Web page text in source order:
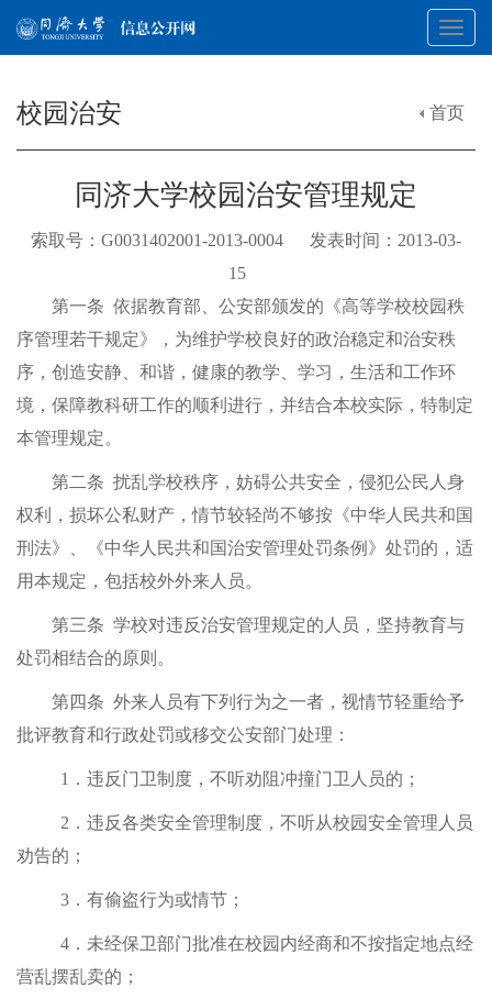
校园治安 首页
同济大学校园治安管理规定
索取号：G0031402001-2013-0004 发表时间：2013-03-
15
第一条 依据教育部、公安部颁发的《高等学校校园秩
序管理若干规定》，为维护学校良好的政治稳定和治安秩
序，创造安静、和谐，健康的教学、学习，生活和工作环
境，保障教科研工作的顺利进行，并结合本校实际，特制定
本管理规定。
第二条 扰乱学校秩序，妨碍公共安全，侵犯公民人身
权利，损坏公私财产，情节较轻尚不够按《中华人民共和国
刑法》、《中华人民共和国治安管理处罚条例》处罚的，适
用本规定，包括校外外来人员。
第三条 学校对违反治安管理规定的人员，坚持教育与
处罚相结合的原则。
第四条 外来人员有下列行为之一者，视情节轻重给予
批评教育和行政处罚或移交公安部门处理：
1 ．违反门卫制度，不听劝阻冲撞门卫人员的；
2 ．违反各类安全管理制度，不听从校园安全管理人员
劝告的；
3 ．有偷盗行为或情节；
4 ．未经保卫部门批准在校园内经商和不按指定地点经
营乱摆乱卖的；